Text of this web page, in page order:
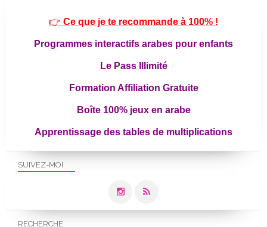
SUIVEZ-MOI
RECHERCHE
👉 Ce que je te recommande à 100% !
Programmes interactifs arabes pour enfants
Le Pass Illimité
Formation Affiliation Gratuite
Boîte 100% jeux en arabe
Apprentissage des tables de multiplications